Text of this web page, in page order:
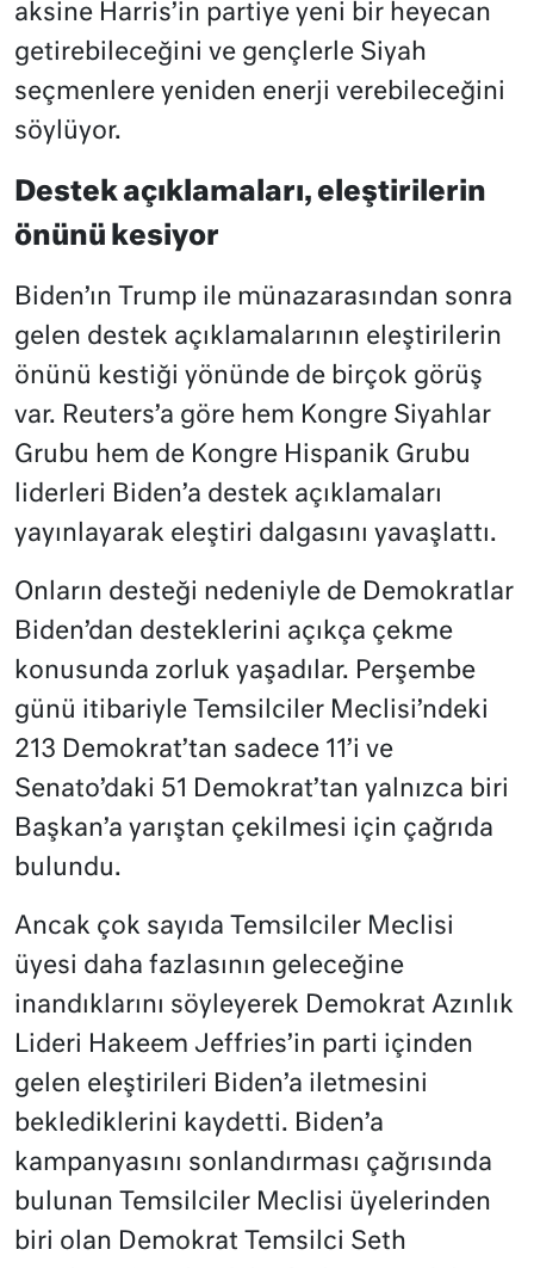
aksine Harris’in partiye yeni bir heyecan
getirebileceğini ve gençlerle Siyah
seçmenlere yeniden enerji verebileceğini
söylüyor.
Destek açıklamaları, eleştirilerin
önünü kesiyor
Biden’ın Trump ile münazarasından sonra
gelen destek açıklamalarının eleştirilerin
önünü kestiği yönünde de birçok görüş
var. Reuters’a göre hem Kongre Siyahlar
Grubu hem de Kongre Hispanik Grubu
liderleri Biden’a destek açıklamaları
yayınlayarak eleştiri dalgasını yavaşlattı.
Onların desteği nedeniyle de Demokratlar
Biden’dan desteklerini açıkça çekme
konusunda zorluk yaşadılar. Perşembe
günü itibariyle Temsilciler Meclisi’ndeki
213 Demokrat’tan sadece 11’i ve
Senato’daki 51 Demokrat’tan yalnızca biri
Başkan’a yarıştan çekilmesi için çağrıda
bulundu.
Ancak çok sayıda Temsilciler Meclisi
üyesi daha fazlasının geleceğine
inandıklarını söyleyerek Demokrat Azınlık
Lideri Hakeem Jeffries’in parti içinden
gelen eleştirileri Biden’a iletmesini
beklediklerini kaydetti. Biden’a
kampanyasını sonlandırması çağrısında
bulunan Temsilciler Meclisi üyelerinden
biri olan Demokrat Temsilci Seth